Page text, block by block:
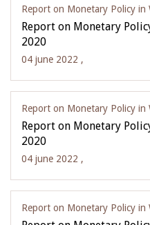
Report on Monetary Policy in
Report on Monetary
2020
04 june 2022 ,
Report on Monetary Policy in
Report on Monetary
2020
04 june 2022 ,
Report on Monetary Policy in